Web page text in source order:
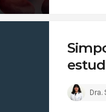
Dra.